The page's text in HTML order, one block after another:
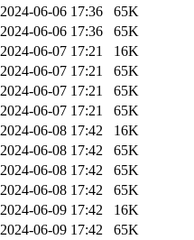
2024-06-06 17:36
65K
2024-06-06 17:36
65K
2024-06-07 17:21
16K
2024-06-07 17:21
65K
2024-06-07 17:21
65K
2024-06-07 17:21
65K
2024-06-08 17:42
16K
2024-06-08 17:42
65K
2024-06-08 17:42
65K
2024-06-08 17:42
65K
2024-06-09 17:42
16K
2024-06-09 17:42
65K